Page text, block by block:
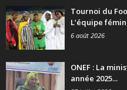
Tournoi du
L’équipe
6 août 2026
ONEF : La
année 2025...